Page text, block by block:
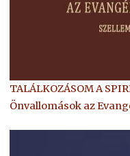
TALÁLKOZÁSOM A
Önvallomások az